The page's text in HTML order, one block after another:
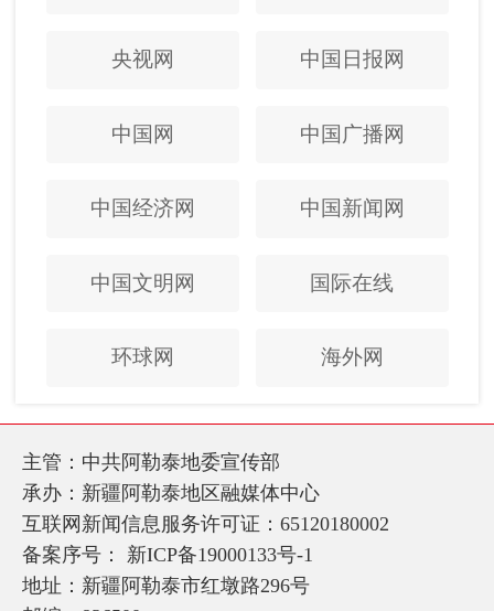
央视网 中国日报网
中国网 中国广播网
中国经济网 中国新闻网
中国文明网 国际在线
环球网 海外网
主管：中共阿勒泰地委宣传部
承办：新疆阿勒泰地区融媒体中心
互联网新闻信息服务许可证：65120180002
备案序号： 新ICP备19000133号-1
地址：新疆阿勒泰市红墩路296号